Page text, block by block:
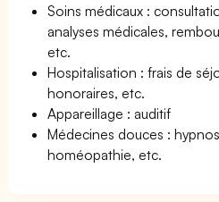
Soins médicaux :
analyses médicales,
etc.
Hospitalisation : frais de
honoraires, etc.
Appareillage : auditif
Médecines douces :
homéopathie, etc.